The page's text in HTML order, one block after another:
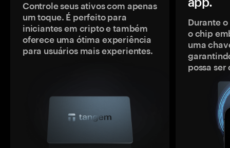
Controle seus ativos com apenas
um toque. É perfeito para
iniciantes em cripto e também
oferece uma ótima experiência
para usuários mais experientes.
Durante
o chip
uma
possa